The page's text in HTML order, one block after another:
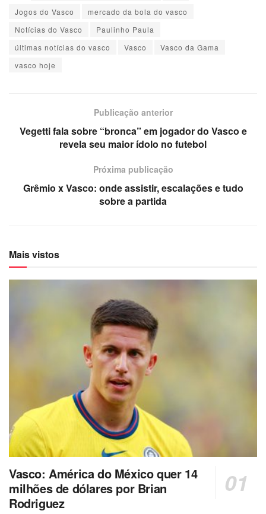
Jogos do Vasco
mercado da bola do vasco
Notícias do Vasco
Paulinho Paula
últimas notícias do vasco
Vasco
Vasco da Gama
vasco hoje
Publicação anterior
Vegetti fala sobre “bronca” em jogador do Vasco e
revela seu maior ídolo no futebol
Próxima publicação
Grêmio x Vasco: onde assistir, escalações e tudo
sobre a partida
Mais vistos
Vasco: América do México quer 14
milhões de dólares por Brian
Rodriguez